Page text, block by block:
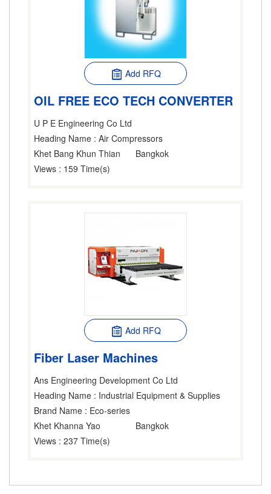
Add RFQ
OIL FREE ECO TECH CONVERTER
U P E Engineering Co Ltd
Heading Name : Air Compressors
Khet Bang Khun Thian
Bangkok
Views : 159 Time(s)
Add RFQ
Fiber Laser Machines
Ans Engineering Development Co Ltd
Heading Name : Industrial Equipment & Supplies
Brand Name : Eco-series
Khet Khanna Yao
Bangkok
Views : 237 Time(s)